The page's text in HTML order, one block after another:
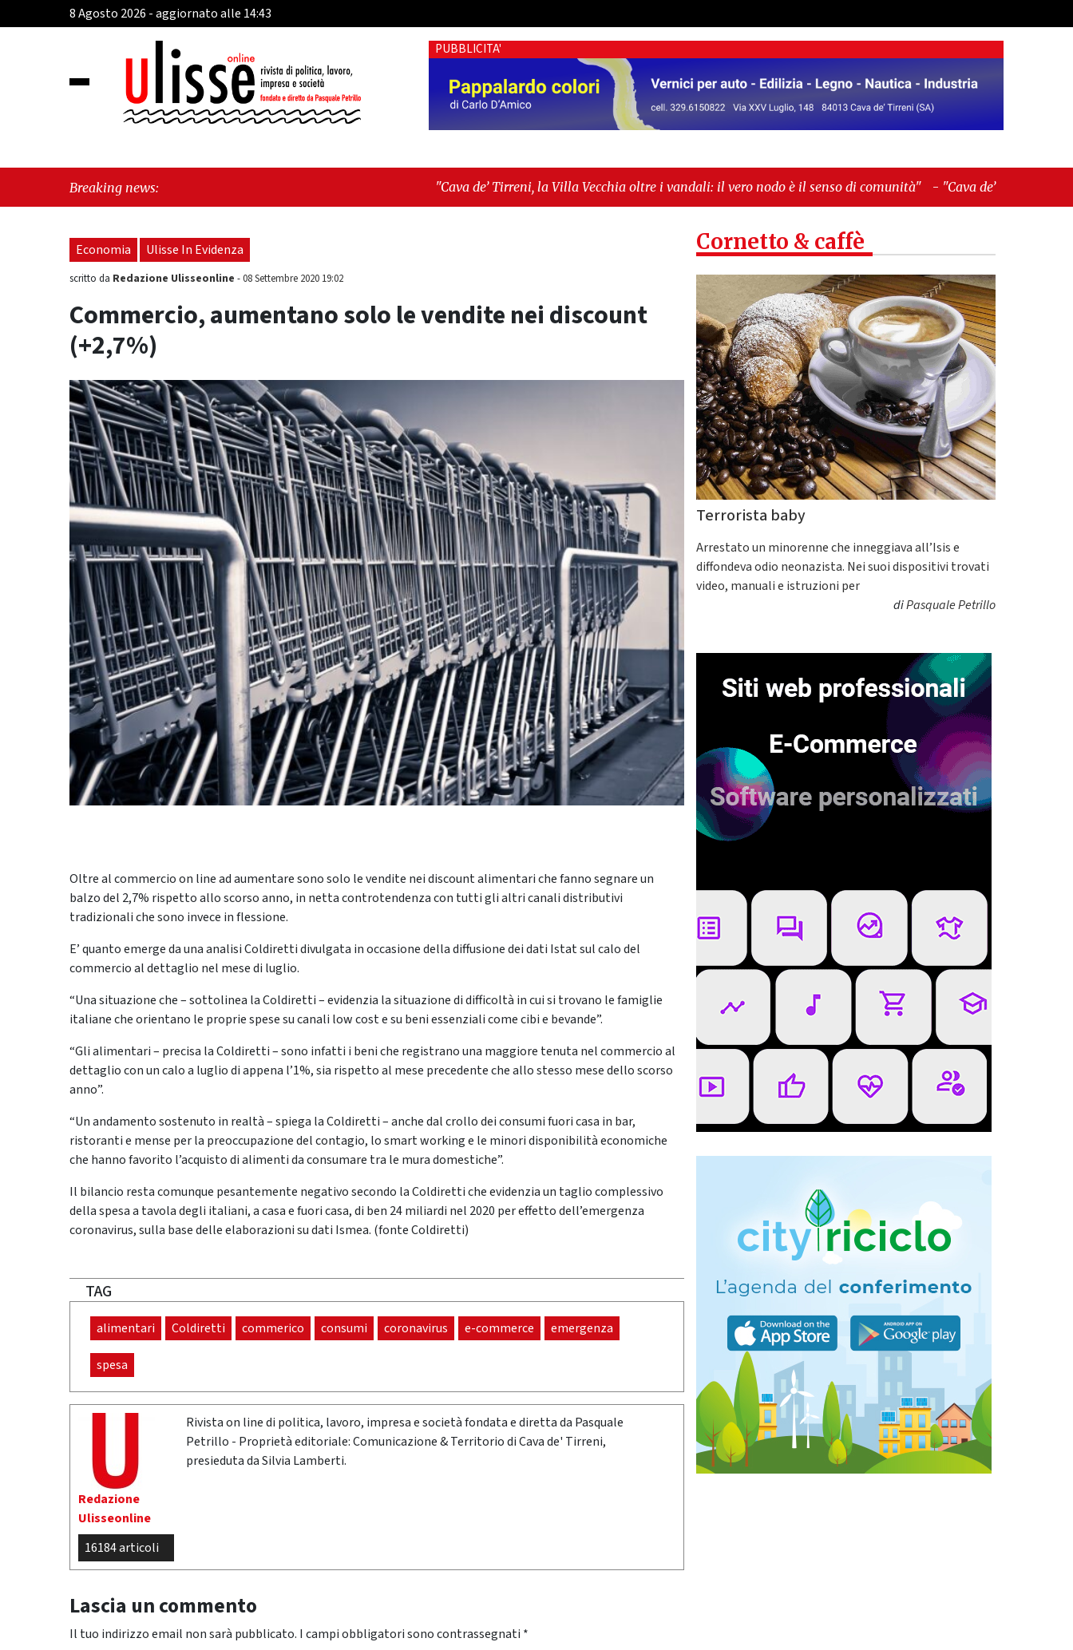
8 Agosto 2026 - aggiornato alle 14:43
PUBBLICITA'
Breaking news: "Cava de’ Tirreni, la Villa Vecchia oltre i vandali: il vero nodo è il senso di comunità" -"Cava de’ Tirreni, La Fratellanza
sull'ultima seduta consiliare: “Serve chiarezza!”"
Economia Ulisse In Evidenza
scritto da Redazione Ulisseonline -08 Settembre 2020 19:02
Commercio, aumentano solo le vendite nei discount
(+2,7%)
Oltre al commercio on line ad aumentare sono solo le vendite nei discount alimentari che fanno segnare un
balzo del 2,7% rispetto allo scorso anno, in netta controtendenza con tutti gli altri canali distributivi
tradizionali che sono invece in flessione.
E’ quanto emerge da una analisi Coldiretti divulgata in occasione della diffusione dei dati Istat sul calo del
commercio al dettaglio nel mese di luglio.
“Una situazione che – sottolinea la Coldiretti – evidenzia la situazione di difficoltà in cui si trovano le famiglie
italiane che orientano le proprie spese su canali low cost e su beni essenziali come cibi e bevande”.
“Gli alimentari – precisa la Coldiretti – sono infatti i beni che registrano una maggiore tenuta nel commercio al
dettaglio con un calo a luglio di appena l’1%, sia rispetto al mese precedente che allo stesso mese dello scorso
anno”.
“Un andamento sostenuto in realtà – spiega la Coldiretti – anche dal crollo dei consumi fuori casa in bar,
ristoranti e mense per la preoccupazione del contagio, lo smart working e le minori disponibilità economiche
che hanno favorito l’acquisto di alimenti da consumare tra le mura domestiche”.
Il bilancio resta comunque pesantemente negativo secondo la Coldiretti che evidenzia un taglio complessivo
della spesa a tavola degli italiani, a casa e fuori casa, di ben 24 miliardi nel 2020 per effetto dell’emergenza
coronavirus, sulla base delle elaborazioni su dati Ismea. (fonte Coldiretti)
TAG
alimentari Coldiretti commerico consumi coronavirus e-commerce emergenza
spesa
Redazione
Ulisseonline
16184 articoli
Rivista on line di politica, lavoro, impresa e società fondata e diretta da Pasquale
Petrillo - Proprietà editoriale: Comunicazione & Territorio di Cava de' Tirreni,
presieduta da Silvia Lamberti.
Lascia un commento
Il tuo indirizzo email non sarà pubblicato. I campi obbligatori sono contrassegnati *
Cornetto & caffè
Terrorista baby
Arrestato un minorenne che inneggiava all’Isis e
diffondeva odio neonazista. Nei suoi dispositivi trovati
video, manuali e istruzioni per
diPasquale Petrillo